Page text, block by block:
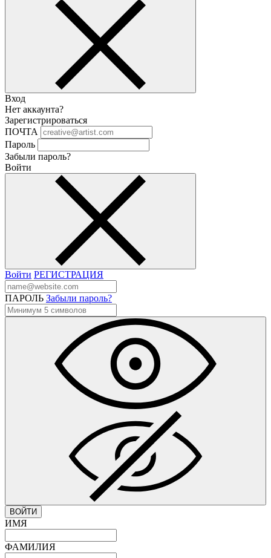
Вход
Нет аккаунта?
Зарегистрироваться
ПОЧТА
Пароль
Забыли пароль?
Войти
Войти РЕГИСТРАЦИЯ
ПАРОЛЬ Забыли пароль?
ВОЙТИ
ИМЯ
ФАМИЛИЯ